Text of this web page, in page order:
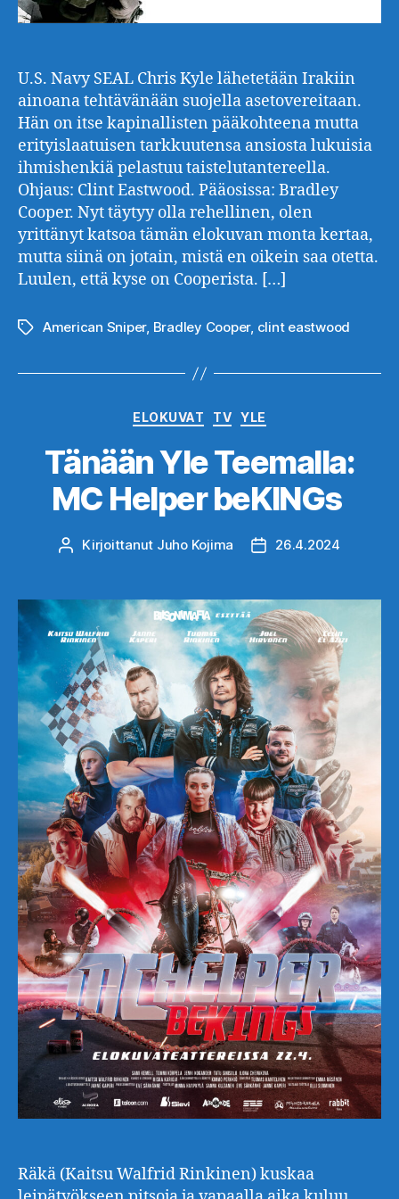
U.S. Navy SEAL Chris Kyle lähetetään Irakiin
ainoana tehtävänään suojella asetovereitaan.
Hän on itse kapinallisten pääkohteena mutta
erityislaatuisen tarkkuutensa ansiosta lukuisia
ihmishenkiä pelastuu taistelutantereella.
Ohjaus: Clint Eastwood. Pääosissa: Bradley
Cooper. Nyt täytyy olla rehellinen, olen
yrittänyt katsoa tämän elokuvan monta kertaa,
mutta siinä on jotain, mistä en oikein saa otetta.
Luulen, että kyse on Cooperista. […]
Avainsanat
American Sniper, Bradley Cooper, clint eastwood
Kategoriat
ELOKUVAT TV YLE
Tänään Yle Teemalla:
MC Helper beKINGs
Kirjoittaja
Kirjoittanut Juho Kojima Julkaisupäivämäärä
26.4.2024
Räkä (Kaitsu Walfrid Rinkinen) kuskaa